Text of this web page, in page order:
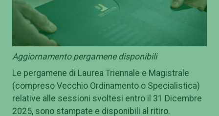
Aggiornamento pergamene disponibili
Le pergamene di Laurea Triennale e Magistrale
(compreso Vecchio Ordinamento o Specialistica)
relative alle sessioni svoltesi entro il 31 Dicembre
2025, sono stampate e disponibili al ritiro.